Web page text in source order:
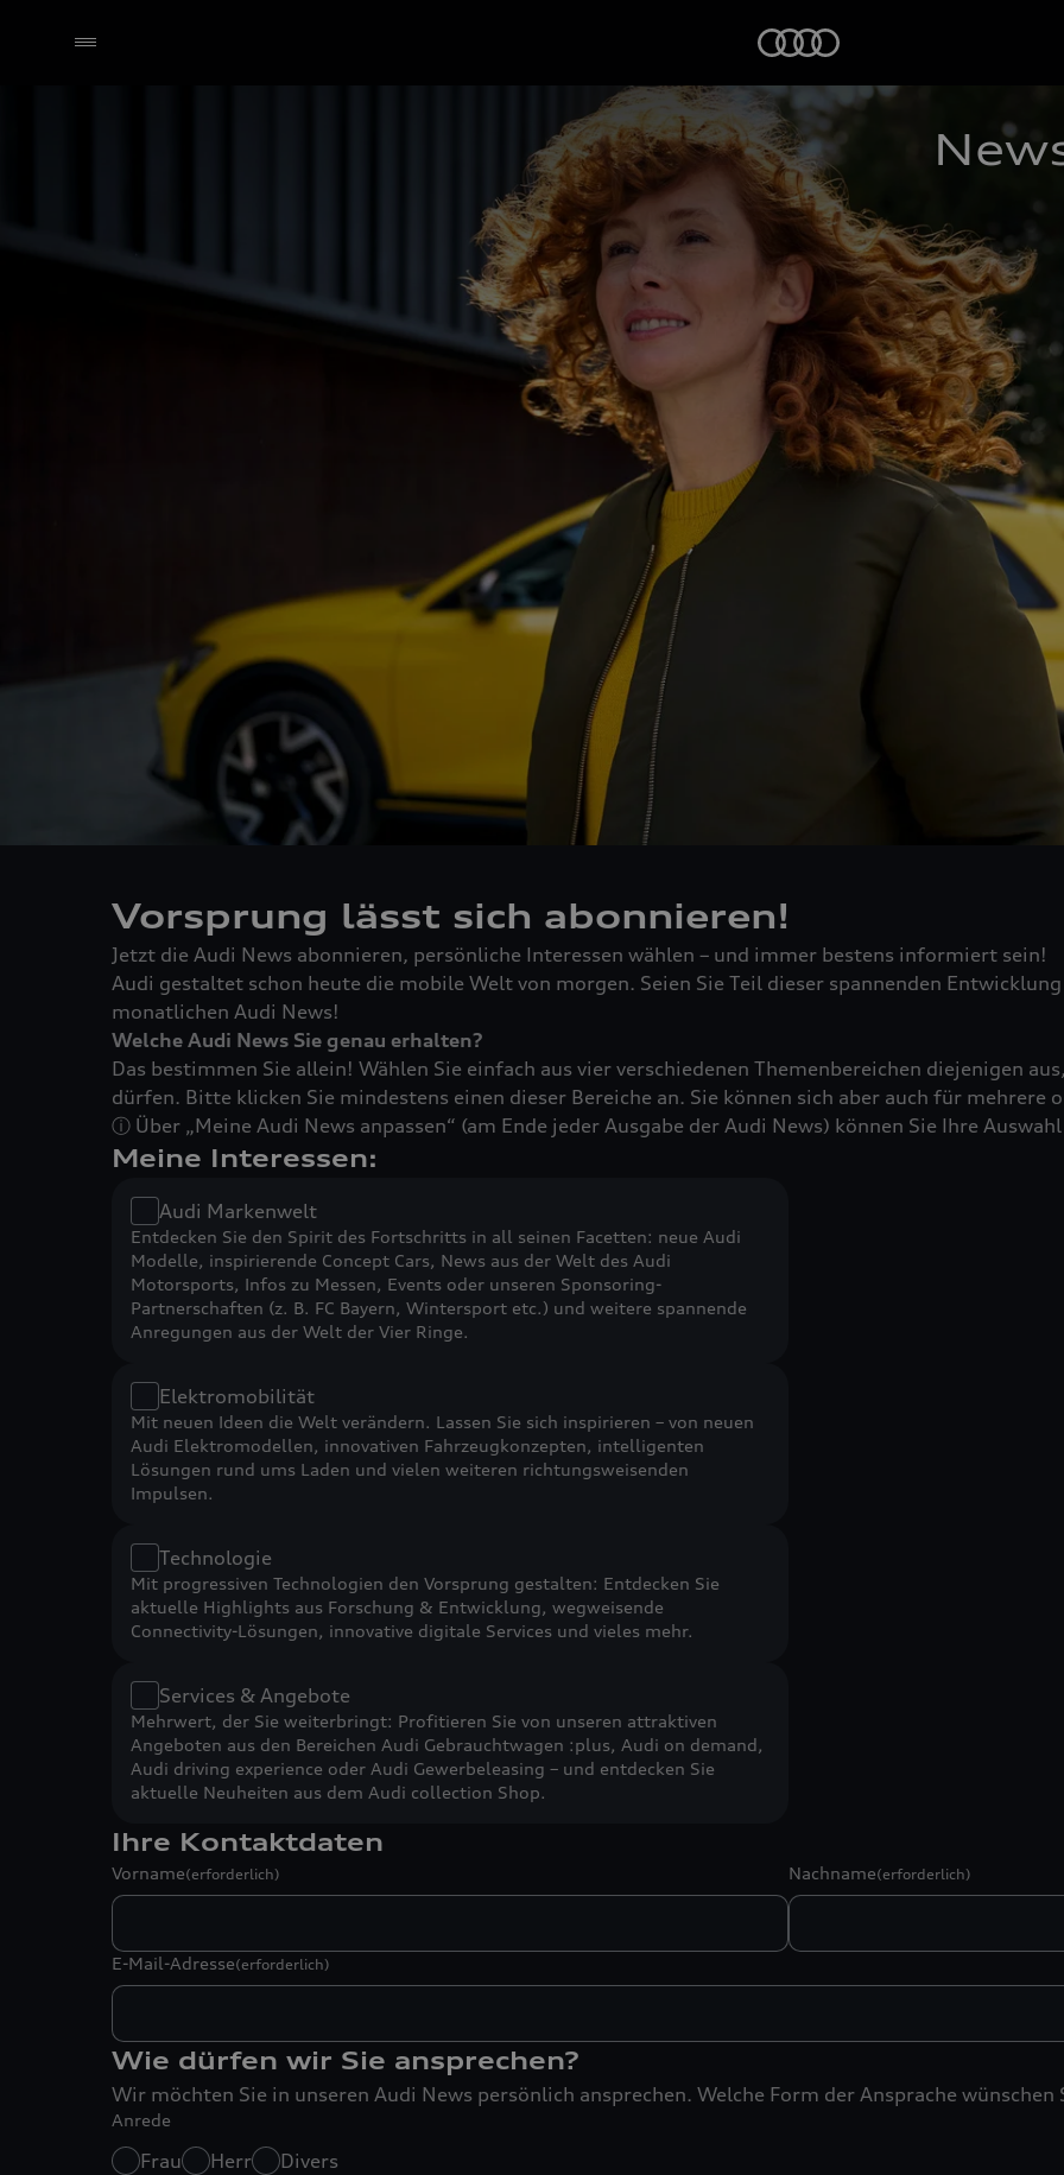
Vorsprung lässt sich abonnieren!
Jetzt die Audi News abonnieren, persönliche Interessen wählen – und immer bestens informiert sein!
Audi gestaltet schon heute die mobile Welt von morgen. Seien Sie Teil dieser spannenden
monatlichen Audi News!
Welche Audi News Sie genau erhalten?
Das bestimmen Sie allein! Wählen Sie einfach aus vier verschiedenen Themenbereichen diejenigen
dürfen. Bitte klicken Sie mindestens einen dieser Bereiche an. Sie können sich aber auch für mehrere
ⓘ Über „Meine Audi News anpassen“ (am Ende jeder Ausgabe der Audi News) können Sie Ihre
Meine Interessen:
Audi Markenwelt
Entdecken Sie den Spirit des Fortschritts in all seinen Facetten: neue Audi
Modelle, inspirierende Concept Cars, News aus der Welt des Audi
Motorsports, Infos zu Messen, Events oder unseren Sponsoring-
Partnerschaften (z. B. FC Bayern, Wintersport etc.) und weitere spannende
Anregungen aus der Welt der Vier Ringe.
Elektromobilität
Mit neuen Ideen die Welt verändern. Lassen Sie sich inspirieren – von neuen
Audi Elektromodellen, innovativen Fahrzeugkonzepten, intelligenten
Lösungen rund ums Laden und vielen weiteren richtungsweisenden
Impulsen.
Technologie
Mit progressiven Technologien den Vorsprung gestalten: Entdecken Sie
aktuelle Highlights aus Forschung & Entwicklung, wegweisende
Connectivity-Lösungen, innovative digitale Services und vieles mehr.
Services & Angebote
Mehrwert, der Sie weiterbringt: Profitieren Sie von unseren attraktiven
Angeboten aus den Bereichen Audi Gebrauchtwagen :plus, Audi on demand,
Audi driving experience oder Audi Gewerbeleasing – und entdecken Sie
aktuelle Neuheiten aus dem Audi collection Shop.
Ihre Kontaktdaten
Vorname(erforderlich) Nachname(erforderlich)
E-Mail-Adresse(erforderlich)
Wie dürfen wir Sie ansprechen?
Wir möchten Sie in unseren Audi News persönlich ansprechen. Welche Form der Ansprache wünschen
Anrede
Frau Herr Divers